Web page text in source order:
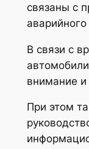
связаны с
В связи с
внимание
При этом